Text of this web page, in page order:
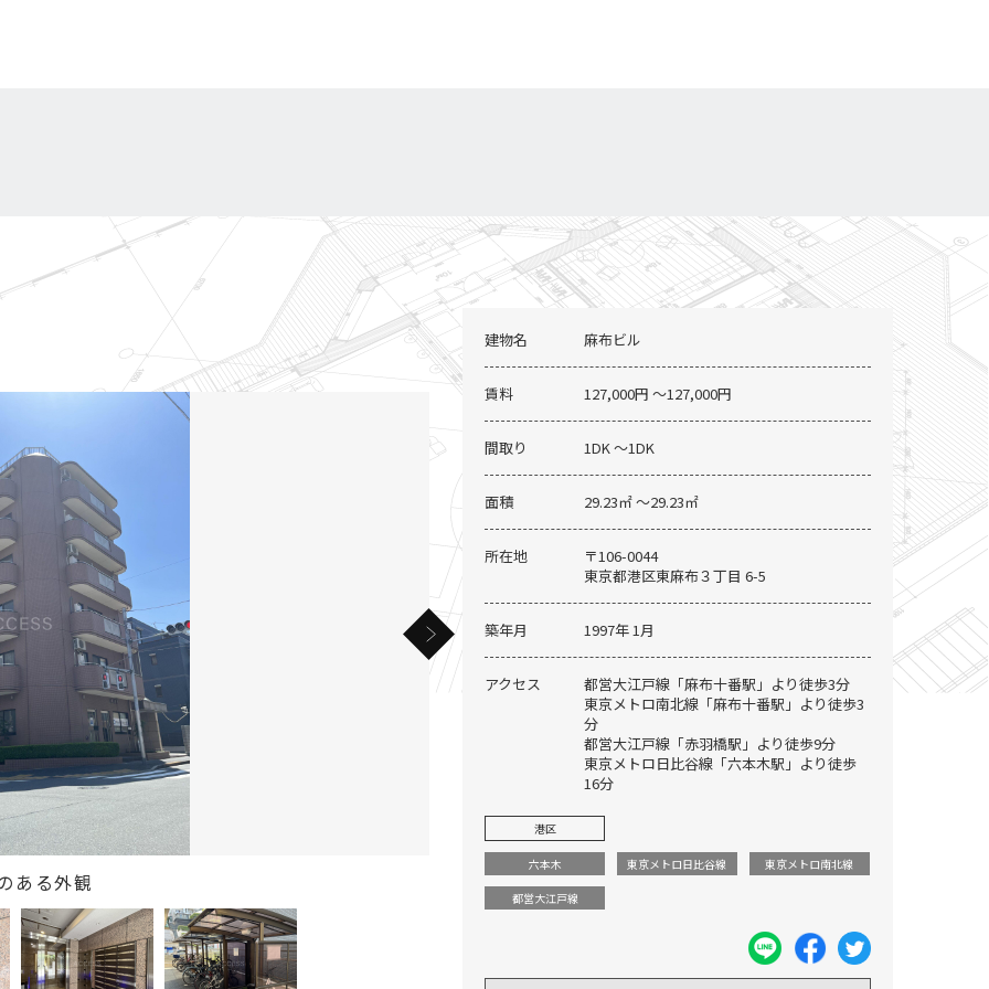
ある外観
2 / 4
オートロック付エントランス
建物名 麻布ビル
賃料 127,000円 〜127,000円
間取り 1DK 〜1DK
面積 29.23㎡ 〜29.23㎡
所在地
〒106-0044
東京都港区東麻布３丁目 6-5
築年月 1997年 1月
アクセス
都営大江戸線「麻布十番駅」より徒歩3分
東京メトロ南北線「麻布十番駅」より徒歩3
分
都営大江戸線「赤羽橋駅」より徒歩9分
東京メトロ日比谷線「六本木駅」より徒歩
16分
港区
六本木 東京メトロ日比谷線 東京メトロ南北線
都営大江戸線